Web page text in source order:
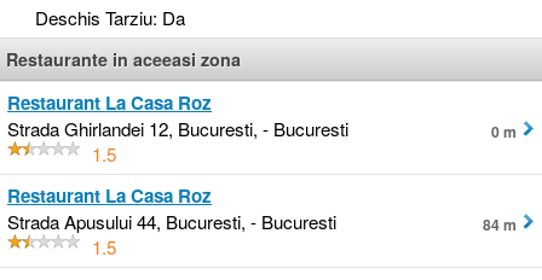
Deschis Tarziu: Da
Restaurante in aceeasi zona
Restaurant La Casa Roz
Strada Ghirlandei 12, Bucuresti, - Bucuresti
1.5
0 m
Restaurant La Casa Roz
Strada Apusului 44, Bucuresti, - Bucuresti
1.5
84 m